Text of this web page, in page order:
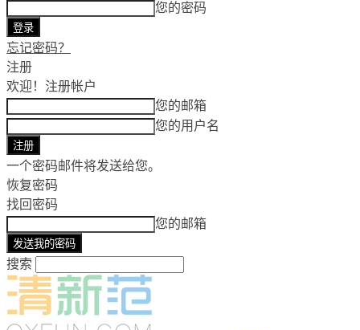
您的密码
忘记密码？
注册
欢迎！ 注册帐户
您的邮箱
您的用户名
一个密码邮件将发送给您。
恢复密码
找回密码
您的邮箱
搜索